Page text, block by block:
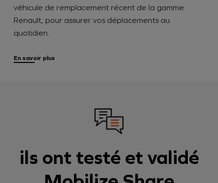
véhicule de remplacement récent de la gamme
Renault, pour assurer vos déplacements au
quotidien.
En savoir plus
ils ont testé et validé